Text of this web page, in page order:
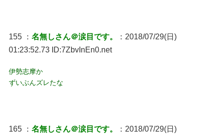
155 ： 名無しさん＠涙目です。
：2018/07/29(日)
01:23:52.73 ID:7ZbvInEn0.net
伊勢志摩か
ずいぶんズレたな
165 ： 名無しさん＠涙目です。
：2018/07/29(日)